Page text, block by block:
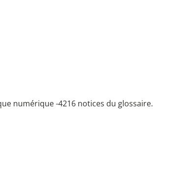
numérique -4216 notices du glossaire.